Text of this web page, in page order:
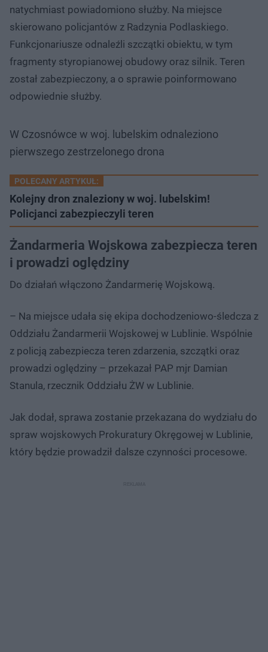
natychmiast powiadomiono służby. Na miejsce
skierowano policjantów z Radzynia Podlaskiego.
Funkcjonariusze odnaleźli szczątki obiektu, w tym
fragmenty styropianowej obudowy oraz silnik. Teren
został zabezpieczony, a o sprawie poinformowano
odpowiednie służby.
W Czosnówce w woj. lubelskim odnaleziono
pierwszego zestrzelonego drona
POLECANY ARTYKUŁ:
Kolejny dron znaleziony w woj. lubelskim!
Policjanci zabezpieczyli teren
Żandarmeria Wojskowa zabezpiecza teren
i prowadzi oględziny
Do działań włączono Żandarmerię Wojskową.
– Na miejsce udała się ekipa dochodzeniowo-śledcza z
Oddziału Żandarmerii Wojskowej w Lublinie. Wspólnie
z policją zabezpiecza teren zdarzenia, szczątki oraz
prowadzi oględziny – przekazał PAP mjr Damian
Stanula, rzecznik Oddziału ŻW w Lublinie.
Jak dodał, sprawa zostanie przekazana do wydziału do
spraw wojskowych Prokuratury Okręgowej w Lublinie,
który będzie prowadził dalsze czynności procesowe.